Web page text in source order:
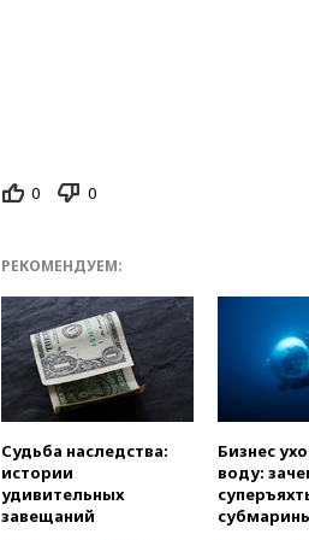
0 0
РЕКОМЕНДУЕМ:
Судьба наследства:
истории
удивительных
завещаний
Бизнес
воду: